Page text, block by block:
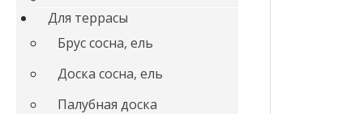
Для террасы
Брус сосна, ель
Доска сосна, ель
Палубная доска